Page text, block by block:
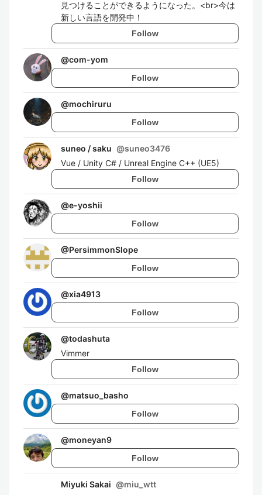
見つけることができるようになった。<br>今は
新しい言語を開発中！
Follow
@com-yom
Follow
@mochiruru
Follow
suneo / saku @suneo3476
Vue / Unity C# / Unreal Engine C++ (UE5)
Follow
@e-yoshii
Follow
@PersimmonSlope
Follow
@xia4913
Follow
@todashuta
Vimmer
Follow
@matsuo_basho
Follow
@moneyan9
Follow
Miyuki Sakai @miu_wtt